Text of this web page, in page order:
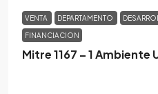
VENTA DEPARTAMENTO
FINANCIACION
Mitre 1167 – 1 Ambiente